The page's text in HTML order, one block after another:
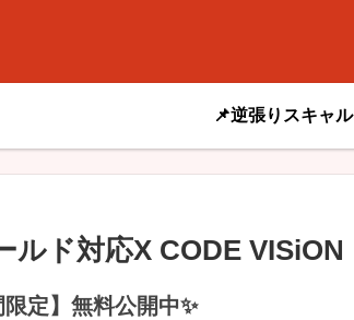
📌逆張りスキャル
ルド対応X CODE VISiON
定】無料公開中✨